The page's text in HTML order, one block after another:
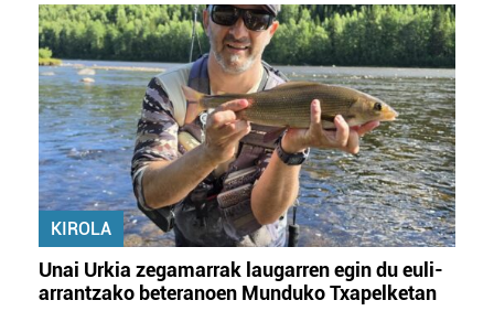
KIROLA
Unai Urkia zegamarrak laugarren egin du euli-
arrantzako beteranoen Munduko Txapelketan